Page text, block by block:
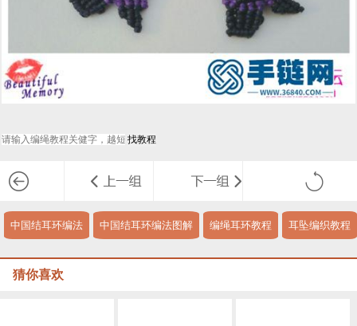
中国结耳环编法 中国结耳环编法图解 编绳耳环教程 耳坠编织教程
猜你喜欢